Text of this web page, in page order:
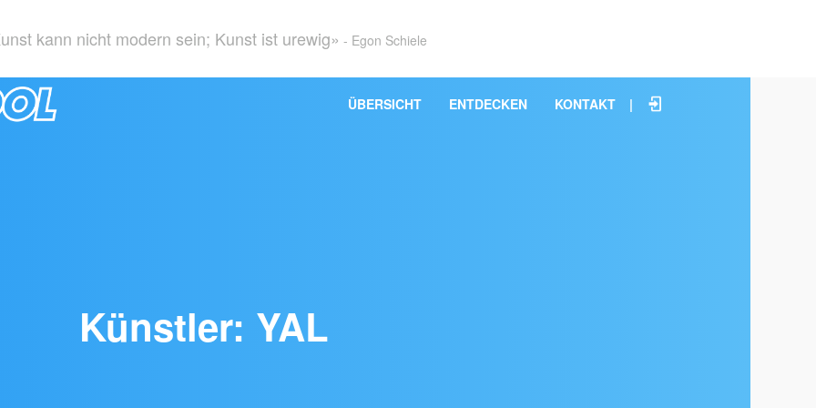
kann nicht modern sein; Kunst ist urewig» - Egon Schiele
ÜBERSICHT ENTDECKEN KONTAKT |
Künstler: YAL